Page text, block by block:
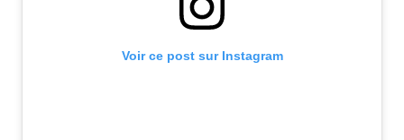
Voir ce post sur Instagram